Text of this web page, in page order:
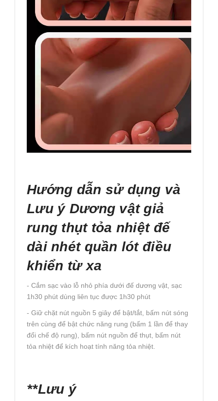
Hướng dẫn sử dụng và
Lưu ý Dương vật giả
rung thụt tỏa nhiệt đế
dài nhét quần lót điều
khiển từ xa
- Cắm sạc vào lỗ nhỏ phía dưới đế dương vật, sạc
1h30 phút dùng liên tục được 1h30 phút
- Giữ chặt nút nguồn 5 giây để bật/tắt, bấm nút sóng
trên cùng để bật chức năng rung (bấm 1 lần để thay
đổi chế độ rung), bấm nút nguồn để thụt, bấm nút
tỏa nhiệt để kích hoạt tính năng tỏa nhiệt.
**Lưu ý